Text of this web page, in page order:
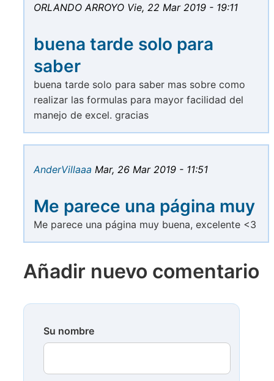
ORLANDO ARROYO Vie, 22 Mar 2019 - 19:11
buena tarde solo para
saber
buena tarde solo para saber mas sobre como
realizar las formulas para mayor facilidad del
manejo de excel. gracias
AnderVillaaa Mar, 26 Mar 2019 - 11:51
Me parece una página muy
Me parece una página muy buena, excelente <3
Añadir nuevo comentario
Su nombre